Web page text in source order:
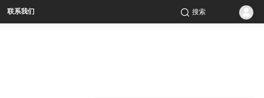
联系我们 搜索